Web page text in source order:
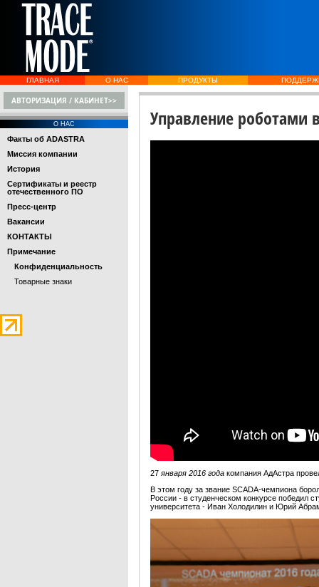
ГЛАВНАЯ О НАС ПРОДУКТЫ
АВТОРИЗАЦИЯ / КАБИНЕТ>>
О НАС
Факты об ADASTRA
Миссия компании
История
Сертификаты и реестр
отечественного ПО
Пресс-центр
Вакансии
КОНТАКТЫ
Примечание
Конфиденциальность
Товарные знаки
Управление роботами в
27 января 2016 года компания АдАстра
В этом году за звание SCADA-чемпиона
России - в студенческом конкурсе победил
университета - Иван Холодилин и Юрий